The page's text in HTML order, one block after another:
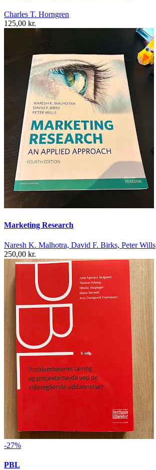
Charles T. Horngren
125,00 kr.
Marketing Research
Naresh K. Malhotra, David F. Birks, Peter Wills
250,00 kr.
-27%
PBL